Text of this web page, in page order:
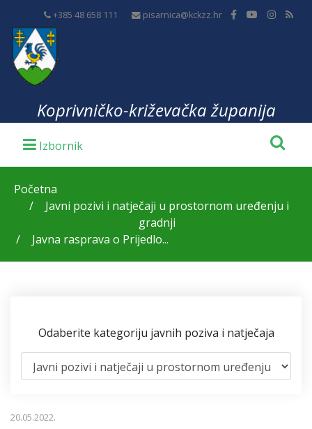
+385 48 658 111 pisarnica@kckzz.hr
Koprivničko-križevačka županija
Početna
Javni pozivi i natječaji u prostornom uređenju i
gradnji
Javna rasprava o Prijedlo...
Odaberite kategoriju javnih poziva i natječaja
20.05.2022.